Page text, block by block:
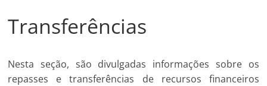
Transferências
Nesta seção, são divulgadas informações sobre os
repasses e transferências de recursos financeiros